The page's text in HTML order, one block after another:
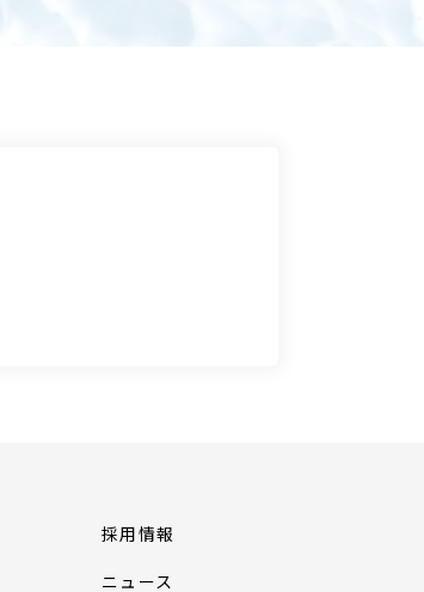
採用情報
ニュース